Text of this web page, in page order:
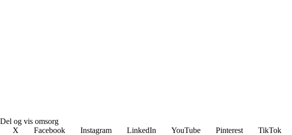
Del og vis omsorg
X
Facebook Instagram LinkedIn YouTube Pinterest TikTok